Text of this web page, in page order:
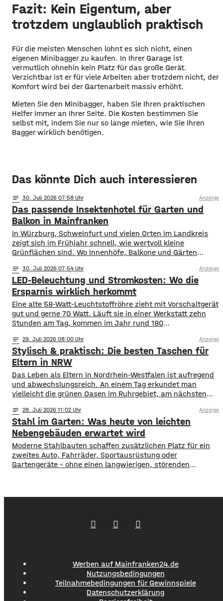
Fazit: Kein Eigentum, aber
trotzdem unglaublich praktisch
Für die meisten Menschen lohnt es sich nicht, einen
eigenen Minibagger zu kaufen. In Ihrer Garage ist
vermutlich ohnehin kein Platz für das große Gerät.
Verzichtbar ist er für viele Arbeiten aber trotzdem nicht, der
Komfort wird bei der Gartenarbeit massiv erhöht.
Mieten Sie den Minibagger, haben Sie Ihren praktischen
Helfer immer an Ihrer Seite. Die Kosten bestimmen Sie
selbst mit, indem Sie nur so lange mieten, wie Sie Ihren
Bagger wirklich benötigen.
Das könnte Dich auch interessieren
notes 30. Juli 2026 07:58 Anzeige
Das passende Insektenhotel für Garten und
Balkon in Mainfranken
In Würzburg, Schweinfurt und vielen Orten im Landkreis
zeigt sich im Frühjahr schnell, wie wertvoll kleine
Grünflächen sind. Wo Innenhöfe, Balkone und Gärten
viele Insektenarten unter Druck: Versiegelte Flächen, sehr
aufgeräumte Beete und weniger heimische Blühpflanzen
nehmen ihnen Nistplätze und Rückzugsräume. Ein
Insektenhotel in Mainfranken ist keine Wunderlösung, kann
notes 30. Juli 2026 07:54 Anzeige
LED-Beleuchtung und Stromkosten: Wo die
Ersparnis wirklich herkommt
Eine alte 58-Watt-Leuchtstoffröhre zieht mit Vorschaltgerät
gut und gerne 70 Watt. Läuft sie in einer Werkstatt zehn
Stunden am Tag, kommen im Jahr rund 180
Leuchten sind das über 7.000 Kilowattstunden – nur fürs
Licht. Die Rechnung ist einfacher als ihr Ruf Man braucht
dafür keine Software. Leistung in
notes 29. Juli 2026 08:00 Anzeige
Stylisch & praktisch: Die besten Taschen für
Eltern in NRW
Das Leben als Eltern in Nordrhein-Westfalen ist aufregend
und abwechslungsreich. An einem Tag erkundet man
vielleicht die grünen Oasen im Ruhrgebiet, am nächsten
Düsseldorf. Spontaneität ist gefragt, aber gute
Vorbereitung ist alles. Wer mit Kindern unterwegs ist,
weiß, dass man für alle Eventualitäten gewappnet sein
muss –
notes 28. Juli 2026 11:02 Anzeige
Stahl im Garten: Was heute von leichten
Nebengebäuden erwartet wird
Moderne Stahlbauten schaffen zusätzlichen Platz für ein
zweites Auto, Fahrräder, Sportausrüstung oder
Gartengeräte – ohne einen langwierigen, störenden
Werben auf Mainfranken24.de
Nutzungsbedingungen
Teilnahmebedingungen für Gewinnspiele
Datenschutzerklärung